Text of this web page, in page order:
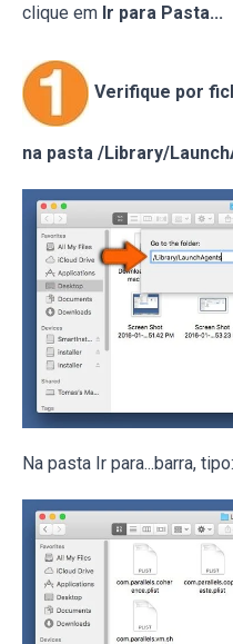
clique em Ir para Pasta...
Verifique por
na pasta /Library/
Na pasta Ir para...barra, tipo: